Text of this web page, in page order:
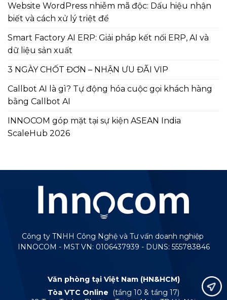
Website WordPress nhiễm mã độc: Dấu hiệu nhận
biết và cách xử lý triệt để
Smart Factory AI ERP: Giải pháp kết nối ERP, AI và
dữ liệu sản xuất
3 NGÀY CHỐT ĐƠN – NHẬN ƯU ĐÃI VIP
Callbot AI là gì? Tự động hóa cuộc gọi khách hàng
bằng Callbot AI
INNOCOM góp mặt tại sự kiện ASEAN India
ScaleHub 2026
Công ty TNHH Công Nghệ và Tư vấn doanh nghiệp
INNOCOM - MST VN: 0106437939 - DUNS: 555783846
Văn phòng tại Việt Nam (HN&HCM)
Tòa VTC Online
(tầng 10 & tầng 17)